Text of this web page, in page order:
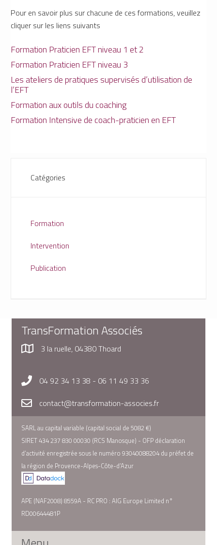
Pour en savoir plus sur chacune de ces formations, veuillez
cliquer sur les liens suivants
Formation Praticien EFT niveau 1 et 2
Formation Praticien EFT niveau 3
Les ateliers de pratiques supervisés d’utilisation de
l’EFT
Formation aux outils du coaching
Formation Intensive de coach-praticien en EFT
Catégories
Formation
Intervention
Publication
TransFormation Associés
3 la ruelle, 04380 Thoard
04 92 34 13 38 - 06 11 49 33 36
contact@transformation-associes.fr
SARL au capital variable (capital social de 5082 €)
SIRET 434 237 830 00030 (RCS Manosque) - OFP déclaration
d’activité enregistrée sous le numéro 93040088204 du préfet de
la région de Provence-Alpes-Côte-d’Azur
APE (NAF2008) 8559A - RC PRO : AIG Europe Limited n°
RD00644481P